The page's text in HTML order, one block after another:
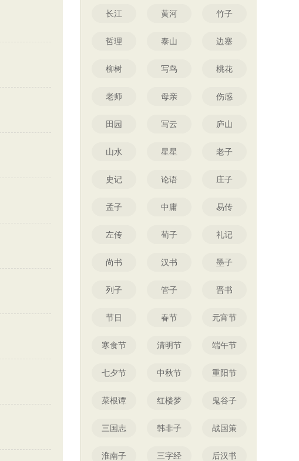
长江 黄河 竹子
哲理 泰山 边塞
柳树 写鸟 桃花
老师 母亲 伤感
田园 写云 庐山
山水 星星 老子
史记 论语 庄子
孟子 中庸 易传
左传 荀子 礼记
尚书 汉书 墨子
列子 管子 晋书
节日 春节 元宵节
寒食节 清明节 端午节
七夕节 中秋节 重阳节
菜根谭 红楼梦 鬼谷子
三国志 韩非子 战国策
淮南子 三字经 后汉书